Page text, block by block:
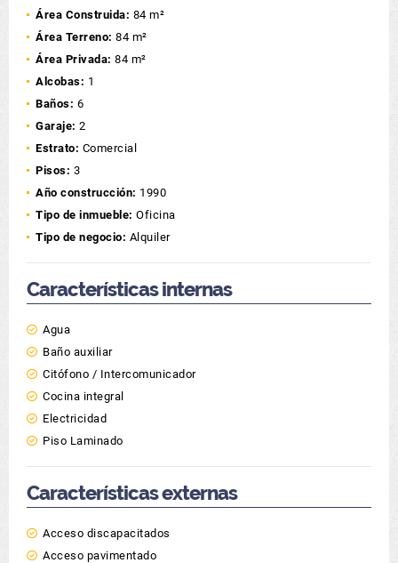
Área Construida: 84 m²
Área Terreno: 84 m²
Área Privada: 84 m²
Alcobas: 1
Baños: 6
Garaje: 2
Estrato: Comercial
Pisos: 3
Año construcción: 1990
Tipo de inmueble: Oficina
Tipo de negocio: Alquiler
Características internas
Agua
Baño auxiliar
Citófono / Intercomunicador
Cocina integral
Electricidad
Piso Laminado
Características externas
Acceso discapacitados
Acceso pavimentado